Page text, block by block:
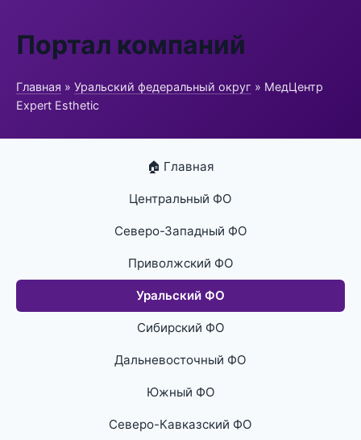
Портал компаний
Главная » Уральский федеральный округ » МедЦентр
Expert Esthetic
🏠 Главная
Центральный ФО
Северо-Западный ФО
Приволжский ФО
Уральский ФО
Сибирский ФО
Дальневосточный ФО
Южный ФО
Северо-Кавказский ФО